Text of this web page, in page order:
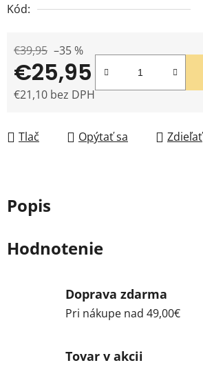
Kód:
€39,95 –35 %
€25,95
€21,10 bez DPH
Tlač Opýtať sa Zdieľať
Popis
Hodnotenie
Doprava zdarma
Pri nákupe nad 49,00€
Tovar v akcii